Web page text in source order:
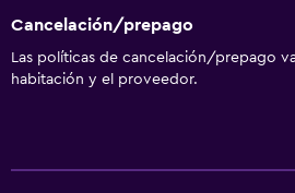
Cancelación/prepago
Las políticas de cancelación/prepago
habitación y el proveedor.